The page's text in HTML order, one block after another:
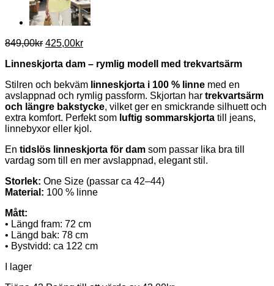
849,00kr Det
priset
849,00kr.
425,00krDet
priset
425,00kr.
Linneskjorta dam – rymlig modell med trekvartsärm
Stilren och bekväm linneskjorta i 100 % linne med en
avslappnad och rymlig passform. Skjortan har trekvartsärm
och längre bakstycke, vilket ger en smickrande silhuett och
extra komfort. Perfekt som luftig sommarskjorta till jeans,
linnebyxor eller kjol.
En tidslös linneskjorta för dam som passar lika bra till
vardag som till en mer avslappnad, elegant stil.
Storlek: One Size (passar ca 42–44)
Material: 100 % linne
Mått:
• Längd fram: 72 cm
• Längd bak: 78 cm
• Bystvidd: ca 122 cm
I lager